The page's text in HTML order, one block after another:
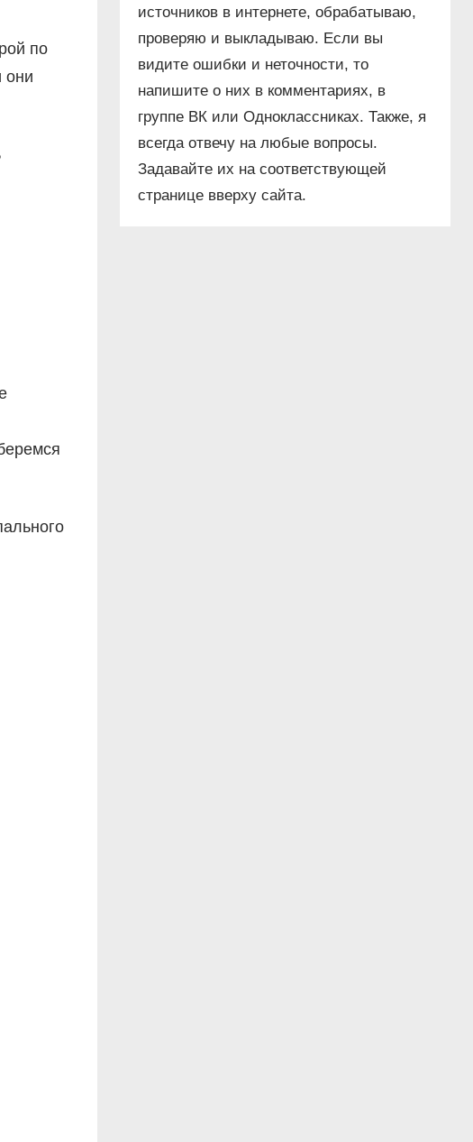
по
они
источников в интернете, обрабатываю,
проверяю и выкладываю. Если вы
видите ошибки и неточности, то
напишите о них в комментариях, в
группе ВК или Одноклассниках. Также, я
всегда отвечу на любые вопросы.
Задавайте их на соответствующей
странице вверху сайта.